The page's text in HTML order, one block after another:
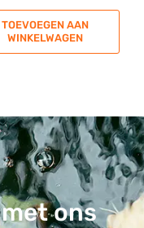
TOEVOEGEN AAN
WINKELWAGEN
ons